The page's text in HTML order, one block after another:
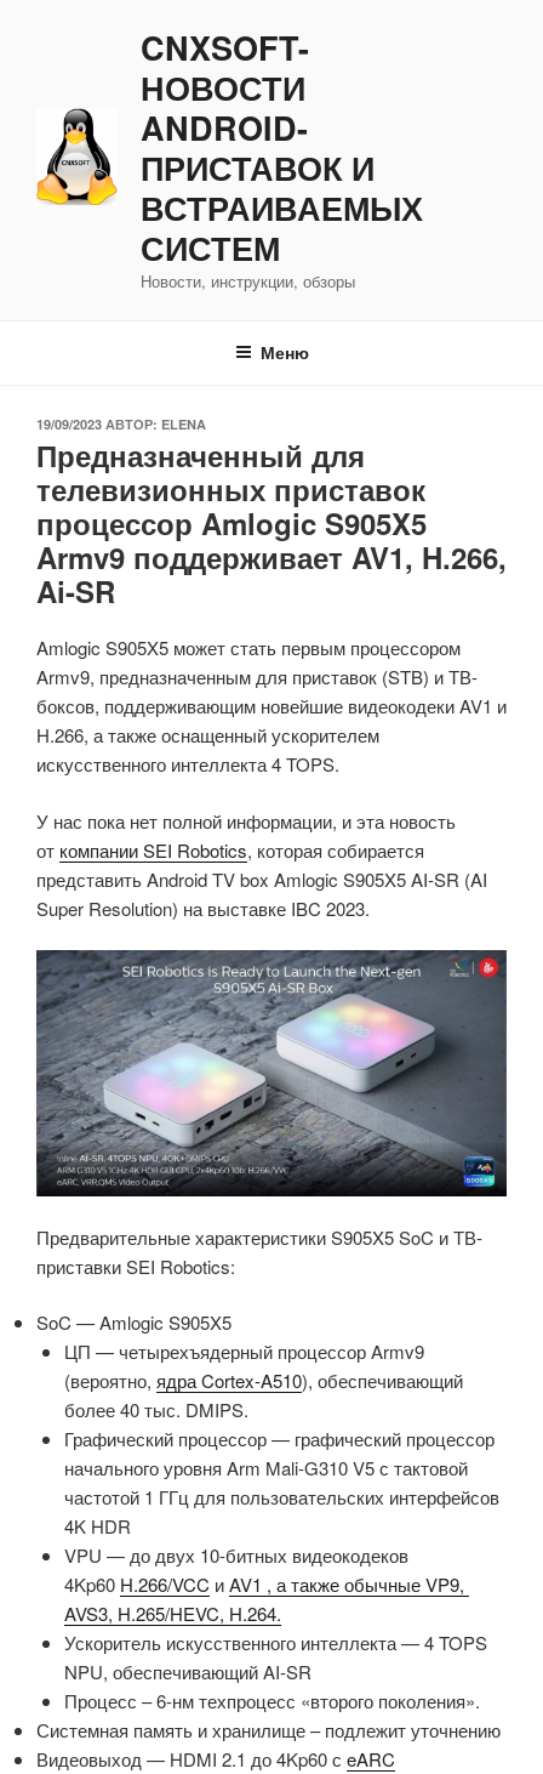
CNXSOFT-
НОВОСТИ
ANDROID-
ПРИСТАВОК И
ВСТРАИВАЕМЫХ
СИСТЕМ
Новости, инструкции, обзоры
Меню
ОПУБЛИКОВАНО
19/09/2023 АВТОР: ELENA
Предназначенный для
телевизионных приставок
процессор Amlogic S905X5
Armv9 поддерживает AV1, H.266,
Ai-SR
Amlogic S905X5 может стать первым процессором
Armv9, предназначенным для приставок (STB) и ТВ-
боксов, поддерживающим новейшие видеокодеки AV1 и
H.266, а также оснащенный ускорителем
искусственного интеллекта 4 TOPS.
У нас пока нет полной информации, и эта новость
от компании SEI Robotics, которая собирается
представить Android TV box Amlogic S905X5 AI-SR (AI
Super Resolution) на выставке IBC 2023.
Предварительные характеристики S905X5 SoC и ТВ-
приставки SEI Robotics:
SoC — Amlogic S905X5
ЦП — четырехъядерный процессор Armv9
(вероятно, ядра Cortex-A510), обеспечивающий
более 40 тыс. DMIPS.
Графический процессор — графический процессор
начального уровня Arm Mali-G310 V5 с тактовой
частотой 1 ГГц для пользовательских интерфейсов
4K HDR
VPU — до двух 10-битных видеокодеков
4Kp60 H.266/VCC иAV1 , а также обычные VP9, ​​
AVS3, H.265/HEVC, H.264.
Ускоритель искусственного интеллекта — 4 TOPS
NPU, обеспечивающий AI-SR
Процесс – 6-нм техпроцесс «второго поколения».
Системная память и хранилище – подлежит уточнению
Видеовыход — HDMI 2.1 до 4Kp60 с eARC